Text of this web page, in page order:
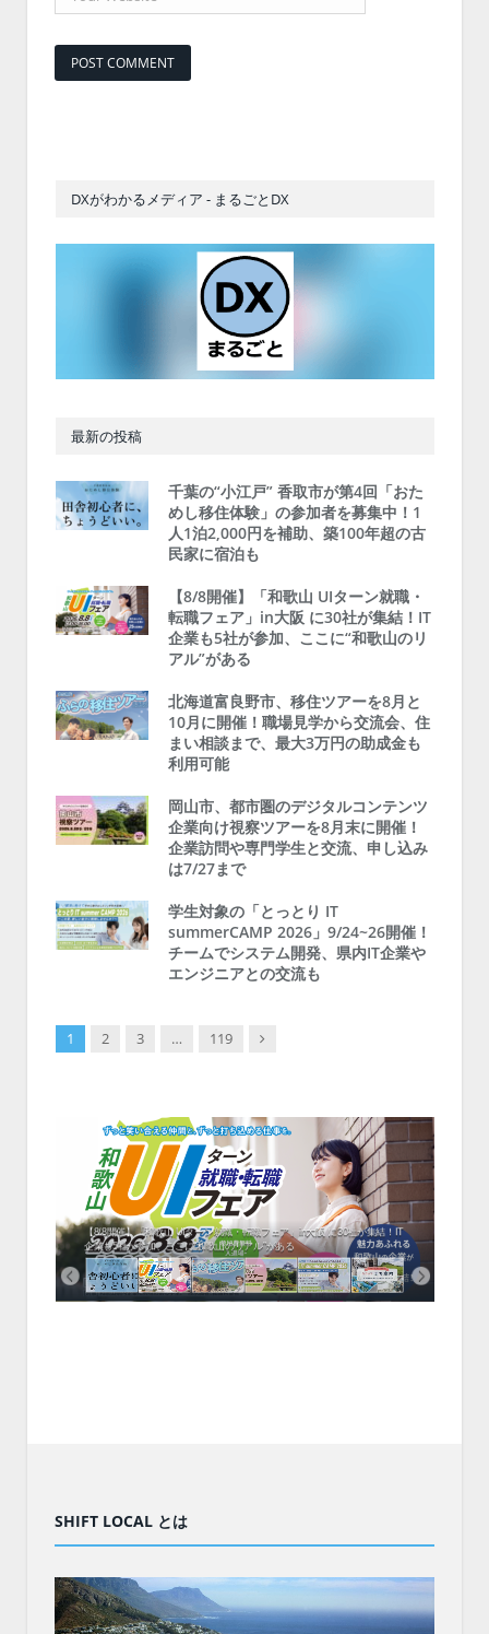
DXがわかるメディア - まるごとDX
最新の投稿
千葉の“小江戸” 香取市が第4回「おた
めし移住体験」の参加者を募集中！1
人1泊2,000円を補助、築100年超の古
民家に宿泊も
【8/8開催】「和歌山 UIターン就職・
転職フェア」in大阪 に30社が集結！IT
企業も5社が参加、ここに“和歌山のリ
アル”がある
北海道富良野市、移住ツアーを8月と
10月に開催！職場見学から交流会、住
まい相談まで、最大3万円の助成金も
利用可能
岡山市、都市圏のデジタルコンテンツ
企業向け視察ツアーを8月末に開催！
企業訪問や専門学生と交流、申し込み
は7/27まで
学生対象の「とっとり IT
summerCAMP 2026」9/24~26開催！
チームでシステム開発、県内IT企業や
エンジニアとの交流も
1 2 3 … 119 Next
【8/8開催】「和歌山 UIターン就職・転職フェア」in大阪 に30社が集結！IT
企業も5社が参加、ここに“和歌山のリアル”がある
SHIFT LOCAL とは